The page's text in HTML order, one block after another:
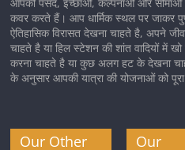
कवर करते हैं। आप धार्मिक स्थल पर जाकर
ऐतिहासिक विरासत देखना चाहते है, अपने
चाहते है या हिल स्टेशन की शांत वादियों में
करना चाहते है या कुछ अलग हट के देखना
के अनुसार आपकी यात्रा की योजनाओं को
Our Other
Our